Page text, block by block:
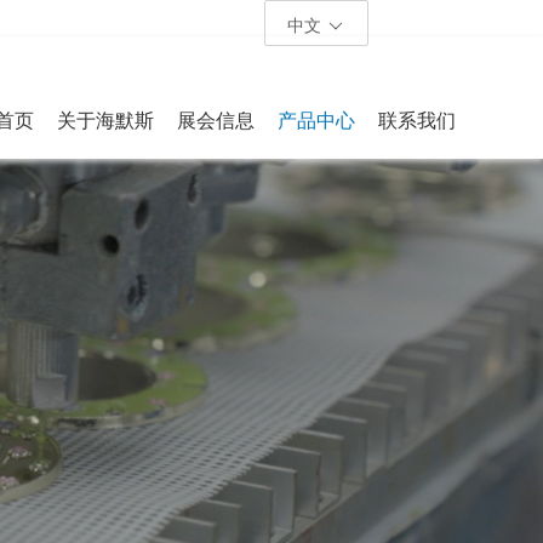
中文
页 关于海默斯 展会信息 产品中心 联系我们